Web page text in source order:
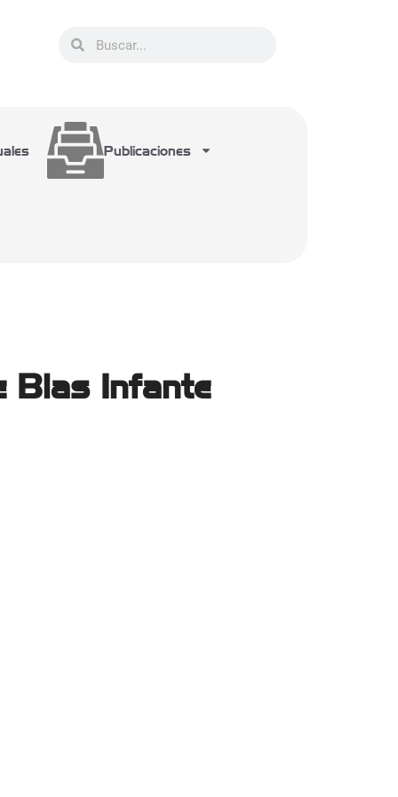
Publicaciones
Blas Infante